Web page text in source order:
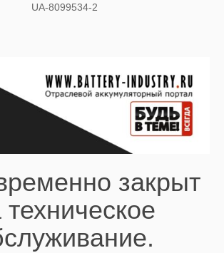
UA-8099534-2
закрыт
техническое